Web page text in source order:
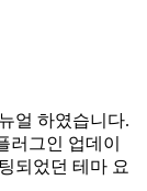
얼 하였습니다.
러그인 업데이
되었던 테마 요